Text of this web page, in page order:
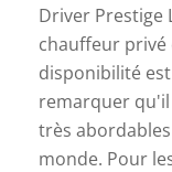
Driver Prestige
chauffeur privé
disponibilité
remarquer qu'il
très
monde. Pour